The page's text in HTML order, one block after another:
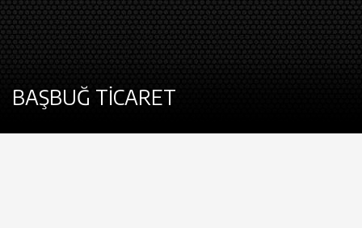
BAŞBUĞ TİCARET